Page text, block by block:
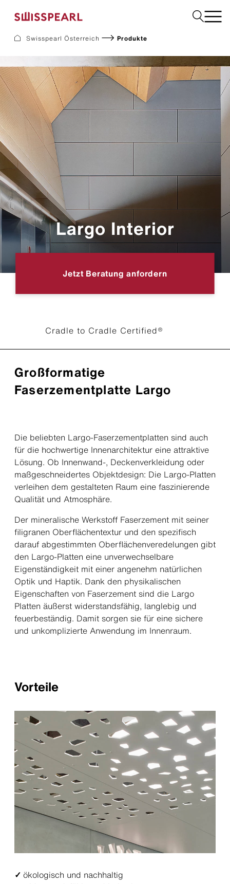
Service
Über uns
Inspiration
Dach zurück-Aktion
Nachhaltigkeit
Karriere
Fassade
Solar
Interior
Garten
Fachbetrieb finden
Swisspearl Österreich Produkte
Largo Interior
Jetzt Beratung anfordern
Cradle to Cradle Certified®
Großformatige
Faserzementplatte Largo
Die beliebten Largo-Faserzementplatten sind auch
für die hochwertige Innenarchitektur eine attraktive
Lösung. Ob Innenwand-, Deckenverkleidung oder
maßgeschneidertes Objektdesign: Die Largo-Platten
verleihen dem gestalteten Raum eine faszinierende
Qualität und Atmosphäre.
Der mineralische Werkstoff Faserzement mit seiner
filigranen Oberflächentextur und den spezifisch
darauf abgestimmten Oberflächenveredelungen gibt
den Largo-Platten eine unverwechselbare
Eigenständigkeit mit einer angenehm natürlichen
Optik und Haptik. Dank den physikalischen
Eigenschaften von Faserzement sind die Largo
Platten äußerst widerstandsfähig, langlebig und
feuerbeständig. Damit sorgen sie für eine sichere
und unkomplizierte Anwendung im Innenraum.
Vorteile
✓ ökologisch und nachhaltig